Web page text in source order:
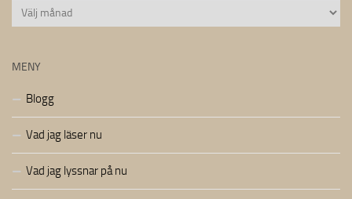
Arkiv
MENY
Blogg
Vad jag läser nu
Vad jag lyssnar på nu